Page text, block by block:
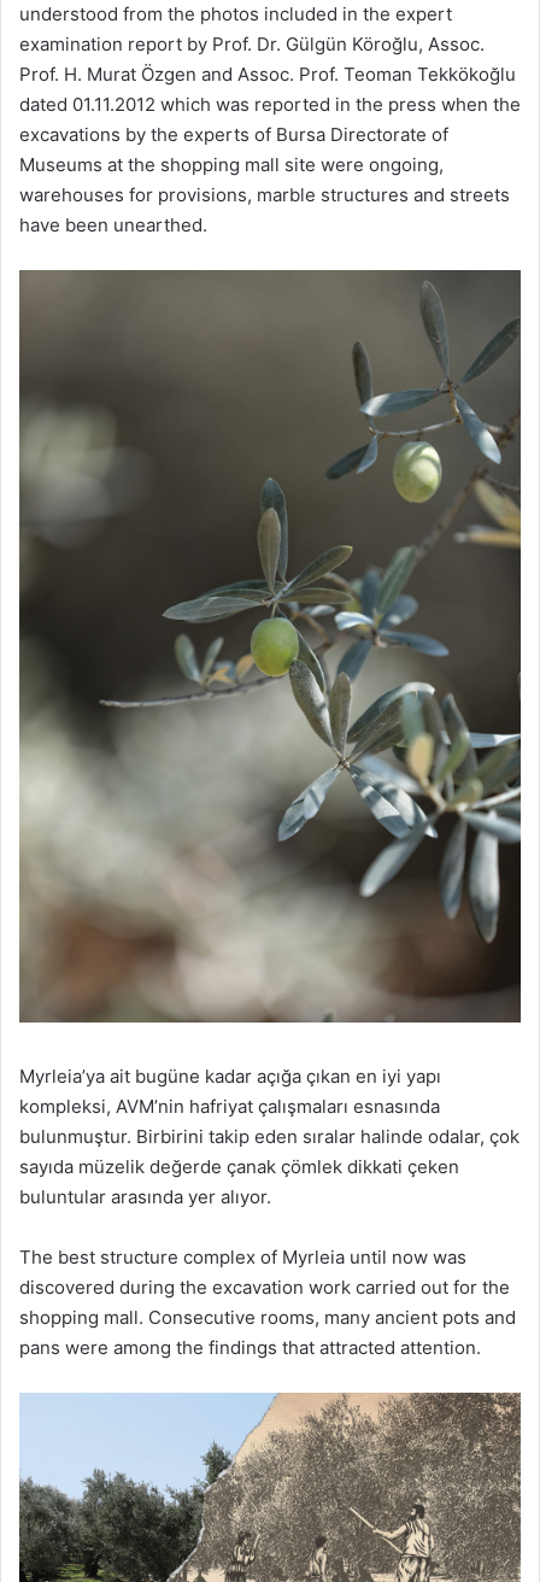
understood from the photos included in the expert
examination report by Prof. Dr. Gülgün Köroğlu, Assoc.
Prof. H. Murat Özgen and Assoc. Prof. Teoman Tekkökoğlu
dated 01.11.2012 which was reported in the press when the
excavations by the experts of Bursa Directorate of
Museums at the shopping mall site were ongoing,
warehouses for provisions, marble structures and streets
have been unearthed.
Myrleia’ya ait bugüne kadar açığa çıkan en iyi yapı
kompleksi, AVM’nin hafriyat çalışmaları esnasında
bulunmuştur. Birbirini takip eden sıralar halinde odalar, çok
sayıda müzelik değerde çanak çömlek dikkati çeken
buluntular arasında yer alıyor.
The best structure complex of Myrleia until now was
discovered during the excavation work carried out for the
shopping mall. Consecutive rooms, many ancient pots and
pans were among the findings that attracted attention.